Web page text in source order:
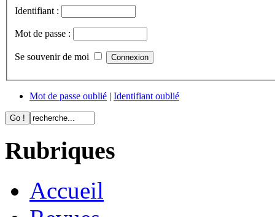
Identifiant :
Mot de passe :
Se souvenir de moi
Mot de passe oublié Identifiant oublié
Rubriques
Accueil